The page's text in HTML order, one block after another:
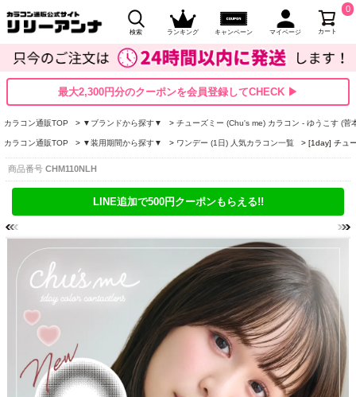
検索 ランキング キャンペーン マイページ カート
0
最大2,300円分のクーポンを会員登録してCHECK ▶
カラコン通販TOP ▼ブランドから探す▼ チューズミー (Chu's me) カラコン - ゆうこす (菅
カラコン通販TOP ▼装用期間から探す▼ ワンデー (1日) 人気カラコン一覧 [1day] チュ
商品番号 CHM110NLH
LINE追加で500円クーポンもらえる!!